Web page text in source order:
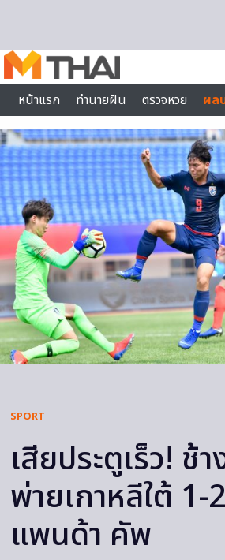
หน้าแรก
ทำนายฝัน ตรวจหวย ผล
ไลฟ์สไตล์
SPORT
เสียประตูเร็ว! ช้
พ่ายเกาหลีใต้ 1-
แพนด้า คัพ